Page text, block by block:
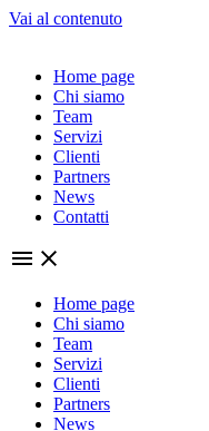
Vai al contenuto
Home page
Chi siamo
Team
Servizi
Clienti
Partners
News
Contatti
Home page
Chi siamo
Team
Servizi
Clienti
Partners
News